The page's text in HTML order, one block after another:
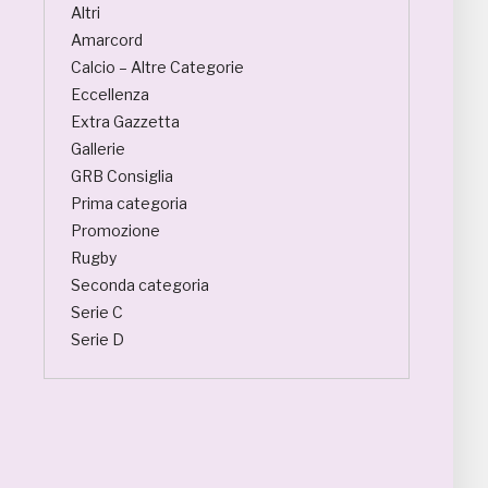
Altri
Amarcord
Calcio – Altre Categorie
Eccellenza
Extra Gazzetta
Gallerie
GRB Consiglia
Prima categoria
Promozione
Rugby
Seconda categoria
Serie C
Serie D